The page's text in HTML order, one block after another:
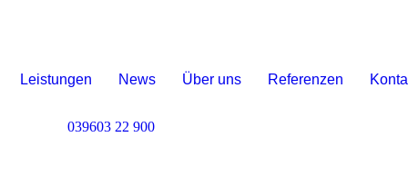
Leistungen News Über uns Referenzen
Kostenlose Beratung
039603 22 900